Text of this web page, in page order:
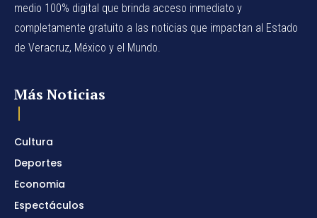
medio 100% digital que brinda acceso inmediato y
completamente gratuito a las noticias que impactan al Estado
de Veracruz, México y el Mundo.
Más Noticias
Cultura
Deportes
Economia
Espectáculos